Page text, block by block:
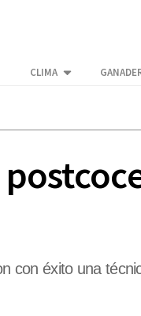
CLIMA
con éxito una